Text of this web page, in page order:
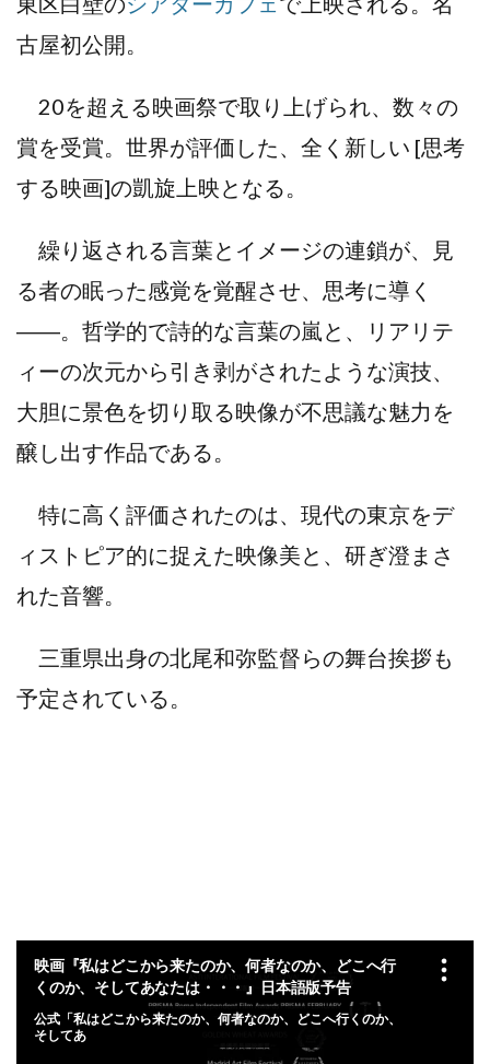
古屋初公開。
20を超える映画祭で取り上げられ、数々の
賞を受賞。世界が評価した、全く新しい [思考
する映画]の凱旋上映となる。
繰り返される言葉とイメージの連鎖が、見
る者の眠った感覚を覚醒させ、思考に導く
――。哲学的で詩的な言葉の嵐と、リアリテ
ィーの次元から引き剥がされたような演技、
大胆に景色を切り取る映像が不思議な魅力を
醸し出す作品である。
特に高く評価されたのは、現代の東京をデ
ィストピア的に捉えた映像美と、研ぎ澄まさ
れた音響。
三重県出身の北尾和弥監督らの舞台挨拶も
予定されている。